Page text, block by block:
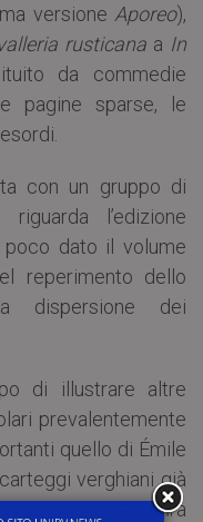
versione Aporeo),
rusticanaa In
da commedie
pagine sparse, le
con un gruppo di
l’edizione
poco dato il volume
reperimento dello
dispersione dei
di illustrare altre
prevalentemente
quello di Émile
verghiani già
della scrittura